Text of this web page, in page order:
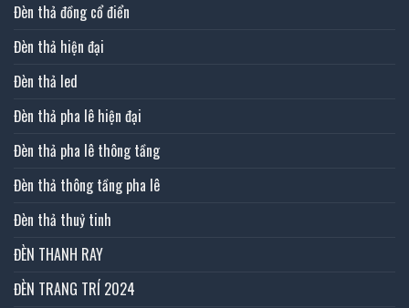
Đèn thả đồng cổ điển
Đèn thả hiện đại
Đèn thả led
Đèn thả pha lê hiện đại
Đèn thả pha lê thông tầng
Đèn thả thông tầng pha lê
Đèn thả thuỷ tinh
ĐÈN THANH RAY
ĐÈN TRANG TRÍ 2024